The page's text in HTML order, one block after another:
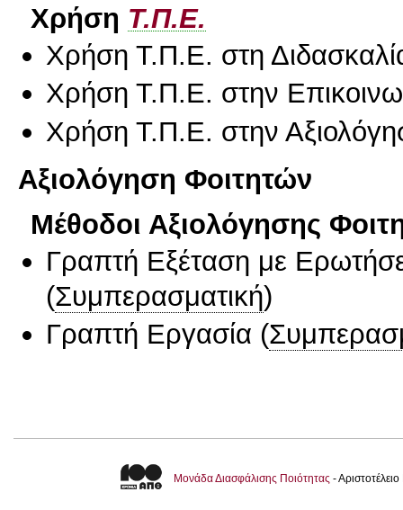
Χρήση Τ.Π.Ε.
Χρήση Τ.Π.Ε. στη
Χρήση Τ.Π.Ε. στην
Χρήση Τ.Π.Ε. στην
Αξιολόγηση Φοιτητών
Μέθοδοι Αξιολόγησης
Γραπτή Εξέταση με
(Συμπερασματική)
Γραπτή Εργασία (
Μονάδα Διασφάλισης Ποιότητας -